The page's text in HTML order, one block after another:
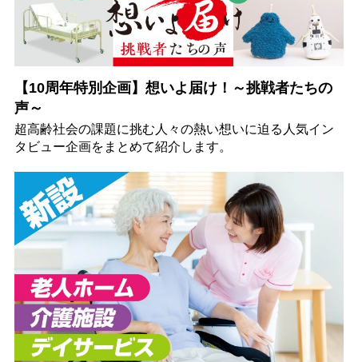
【10周年特別企画】想いよ届け！～挑戦者たちの
声～
超高齢社会の課題に挑む人々の熱い想いに迫る人気イン
タビュー企画をまとめて紹介します。